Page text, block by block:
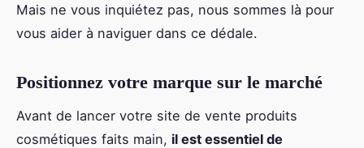
Mais ne vous inquiétez pas, nous sommes là pour
vous aider à naviguer dans ce dédale.
Positionnez votre marque sur le marché
Avant de lancer votre site de vente produits
cosmétiques faits main, il est essentiel de